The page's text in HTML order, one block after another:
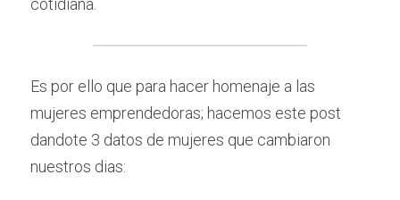
cotidiana.
Es por ello que para hacer homenaje a las
mujeres emprendedoras; hacemos este post
dandote 3 datos de mujeres que cambiaron
nuestros dias: